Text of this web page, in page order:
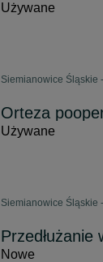
Używane
Siemianowice Śląskie
Orteza
Używane
Siemianowice Śląskie
Przedłużanie
Nowe